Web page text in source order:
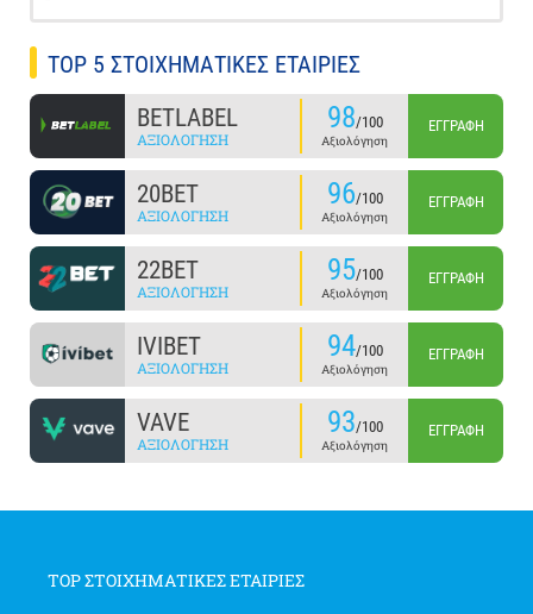
TOP 5 ΣΤΟΙΧΗΜΑΤΙΚΕΣ ΕΤΑΙΡΙΕΣ
BETLABEL
ΑΞΙΟΛΌΓΗΣΗ
98/100
Αξιολόγηση
ΕΓΓΡΑΦΉ
20BET
ΑΞΙΟΛΌΓΗΣΗ
96/100
Αξιολόγηση
ΕΓΓΡΑΦΉ
22BET
ΑΞΙΟΛΌΓΗΣΗ
95/100
Αξιολόγηση
ΕΓΓΡΑΦΉ
IVIBET
ΑΞΙΟΛΌΓΗΣΗ
94/100
Αξιολόγηση
ΕΓΓΡΑΦΉ
VAVE
ΑΞΙΟΛΌΓΗΣΗ
93/100
Αξιολόγηση
ΕΓΓΡΑΦΉ
TOP ΣΤΟΙΧΗΜΑΤΙΚΕΣ ΕΤΑΙΡΙΕΣ